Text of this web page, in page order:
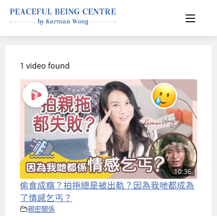
1 video found
10:36
偷食成癮？拍拖總是被出軌？因為我哋都成為
了情感乞丐？
親密關係